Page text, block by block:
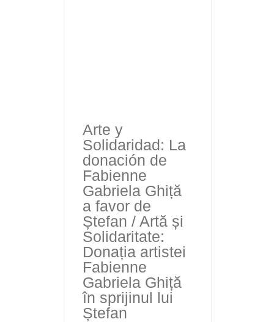
Arte y
Solidaridad: La
donación de
Fabienne
Gabriela Ghiță
a favor de
Ștefan / Artă și
Solidaritate:
Donația artistei
Fabienne
Gabriela Ghiță
în sprijinul lui
Ștefan